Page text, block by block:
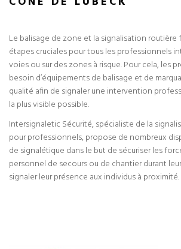
Le balisage de zone et la signalisation
étapes cruciales pour tous les professionnels
voies ou sur des zones à risque. Pour cela, les
besoin d’équipements de balisage et de
qualité afin de signaler une intervention
la plus visible possible.
Intersignaletic Sécurité, spécialiste de la
pour professionnels, propose de nombreux
de signalétique dans le but de sécuriser les
personnel de secours ou de chantier durant
signaler leur présence aux individus à proximité.